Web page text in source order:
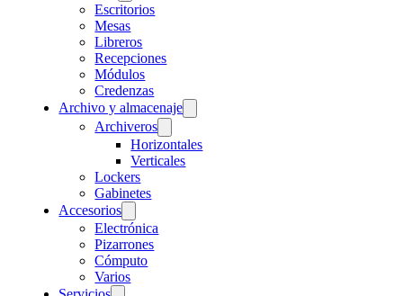
Escritorios
Mesas
Libreros
Recepciones
Módulos
Credenzas
Archivo y almacenaje
Archiveros
Horizontales
Verticales
Lockers
Gabinetes
Accesorios
Electrónica
Pizarrones
Cómputo
Varios